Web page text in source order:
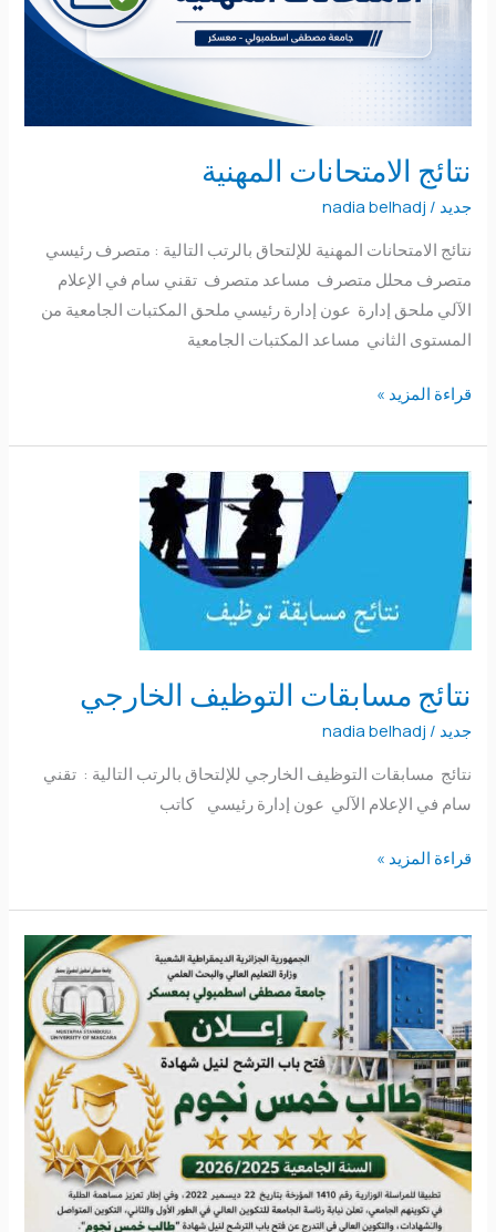
نتائج الامتحانات المهنية
جديد /
nadia belhadj
نتائج الامتحانات المهنية للإلتحاق بالرتب التالية : متصرف رئيسي
متصرف محلل متصرف مساعد متصرف تقني سام في الإعلام
الآلي ملحق إدارة عون إدارة رئيسي ملحق المكتبات الجامعية من
المستوى الثاني مساعد المكتبات الجامعية
قراءة المزيد »
نتائج مسابقات التوظيف الخارجي
جديد /
nadia belhadj
نتائج مسابقات التوظيف الخارجي للإلتحاق بالرتب التالية : تقني
سام في الإعلام الآلي عون إدارة رئيسي كاتب
نتائج
مسابقات
التوظيف
الخارجي
قراءة المزيد »
شهادة
طالب
5
نجوم